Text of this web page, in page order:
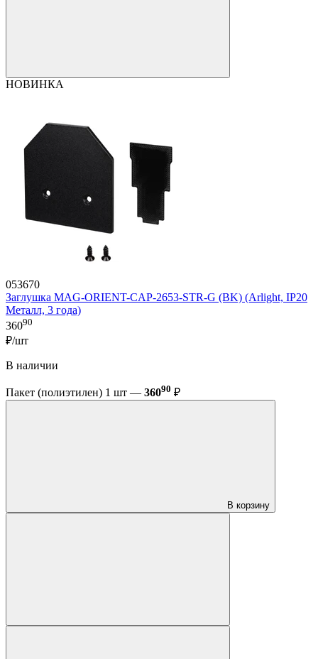
НОВИНКА
053670
Заглушка MAG-ORIENT-CAP-2653-STR-G (BK) (Arlight, IP20
Металл, 3 года)
36090
₽/шт
В наличии
Пакет (полиэтилен) 1 шт — 36090 ₽
В корзину